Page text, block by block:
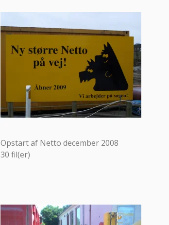
Opstart af Netto december 2008
30 fil(er)